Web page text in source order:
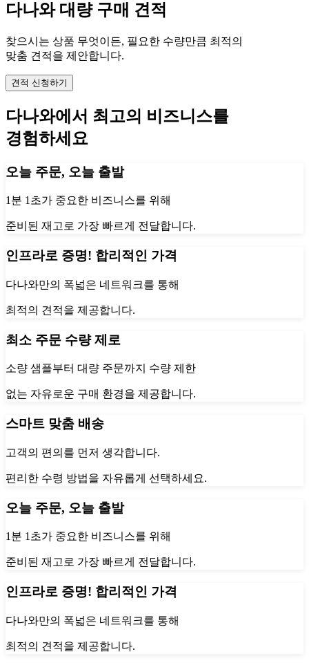
다나와 대량 구매 견적
찾으시는 상품 무엇이든, 필요한 수량만큼 최적의
맞춤 견적을 제안합니다.
견적 신청하기
다나와에서 최고의 비즈니스를
경험하세요
오늘 주문, 오늘 출발
1분 1초가 중요한 비즈니스를 위해
준비된 재고로 가장 빠르게 전달합니다.
인프라로 증명! 합리적인 가격
다나와만의 폭넓은 네트워크를 통해
최적의 견적을 제공합니다.
최소 주문 수량 제로
소량 샘플부터 대량 주문까지 수량 제한
없는 자유로운 구매 환경을 제공합니다.
스마트 맞춤 배송
고객의 편의를 먼저 생각합니다.
편리한 수령 방법을 자유롭게 선택하세요.
오늘 주문, 오늘 출발
1분 1초가 중요한 비즈니스를 위해
준비된 재고로 가장 빠르게 전달합니다.
인프라로 증명! 합리적인 가격
다나와만의 폭넓은 네트워크를 통해
최적의 견적을 제공합니다.